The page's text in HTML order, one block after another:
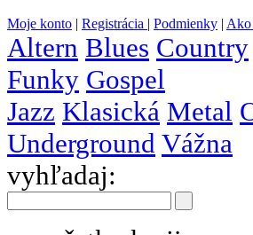
Moje konto | Registrácia | Podmienky | Ako
Altern Blues Country
Funky Gospel
Jazz Klasická Metal
Underground Vážna
vyhľadaj: